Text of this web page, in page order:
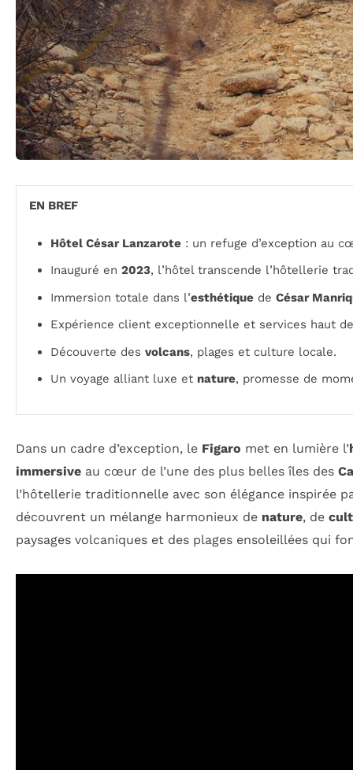
EN BREF
Hôtel César Lanzarote : un refuge d’exception au
Inauguré en 2023, l’hôtel transcende l’hôtellerie
Immersion totale dans l’esthétique de César
Expérience client exceptionnelle et services haut
Découverte des volcans, plages et culture locale.
Un voyage alliant luxe et nature, promesse de
Dans un cadre d’exception, le Figaro met en lumière l’
immersive au cœur de l’une des plus belles îles des
l’hôtellerie traditionnelle avec son élégance inspirée
découvrent un mélange harmonieux de nature, de
paysages volcaniques et des plages ensoleillées qui